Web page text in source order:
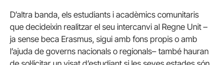
D’altra banda, els estudiants i acadèmics comunitaris
que decideixin realitzar el seu intercanvi al Regne Unit –
ja sense beca Erasmus, sigui amb fons propis o amb
l’ajuda de governs nacionals o regionals– també hauran